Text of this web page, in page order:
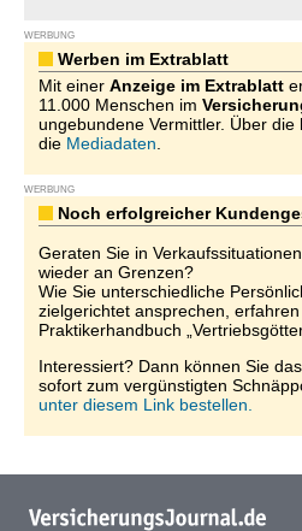
WERBUNG
Werben im Extrablatt
Mit einer Anzeige im Extrablatt
11.000 Menschen im
ungebundene Vermittler. Über die
die Mediadaten
WERBUNG
Noch erfolgreicher
Geraten Sie in
wieder an Grenzen?
Wie Sie unterschiedliche
zielgerichtet ansprechen, erfahren
Praktikerhandbuch
Interessiert? Dann können Sie
sofort zum vergünstigten
unter diesem Link bestellen.